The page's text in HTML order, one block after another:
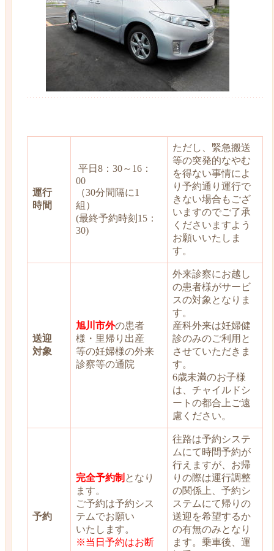
運行
時間
平日8：30～16：
00
（30分間隔に1
組）
(最終予約時刻15：
30)
ただし、緊急搬送
等の突発的なやむ
を得ない事情によ
り予約通り運行で
きない場合もござ
いますのでご了承
くださいますよう
お願いいたしま
す。
送迎
対象
旭川市外の患者
様・里帰り出産
等の妊婦様の外来
診察等の通院
外来診察にお越し
の患者様がサービ
スの対象となりま
す。
産科外来は妊婦健
診のみのご利用と
させていただきま
す。
6歳未満のお子様
は、チャイルドシ
ートの都合上ご遠
慮ください。
予約
完全予約制 となり
ます。
ご予約は予約シス
テムでお願い
いたします。
※当日予約はお断
往路は予約システ
ムにて時間予約が
行えますが、お帰
りの際は運行調整
の関係上、予約シ
ステムにて帰りの
送迎を希望するか
の有無のみとなり
ます。乗車後、運